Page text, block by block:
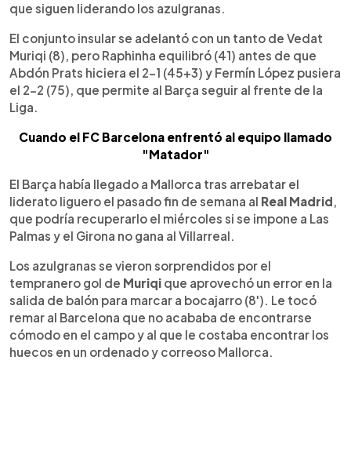
que siguen liderando los azulgranas.
El conjunto insular se adelantó con un tanto de Vedat
Muriqi (8), pero Raphinha equilibró (41) antes de que
Abdón Prats hiciera el 2-1 (45+3) y Fermín López pusiera
el 2-2 (75), que permite al Barça seguir al frente de la
Liga.
Cuando el FC Barcelona enfrentó al equipo llamado
"Matador"
El Barça había llegado a Mallorca tras arrebatar el
liderato liguero el pasado fin de semana al Real Madrid,
que podría recuperarlo el miércoles si se impone a Las
Palmas y el Girona no gana al Villarreal.
Los azulgranas se vieron sorprendidos por el
tempranero gol de Muriqi que aprovechó un error en la
salida de balón para marcar a bocajarro (8'). Le tocó
remar al Barcelona que no acababa de encontrarse
cómodo en el campo y al que le costaba encontrar los
huecos en un ordenado y correoso Mallorca.